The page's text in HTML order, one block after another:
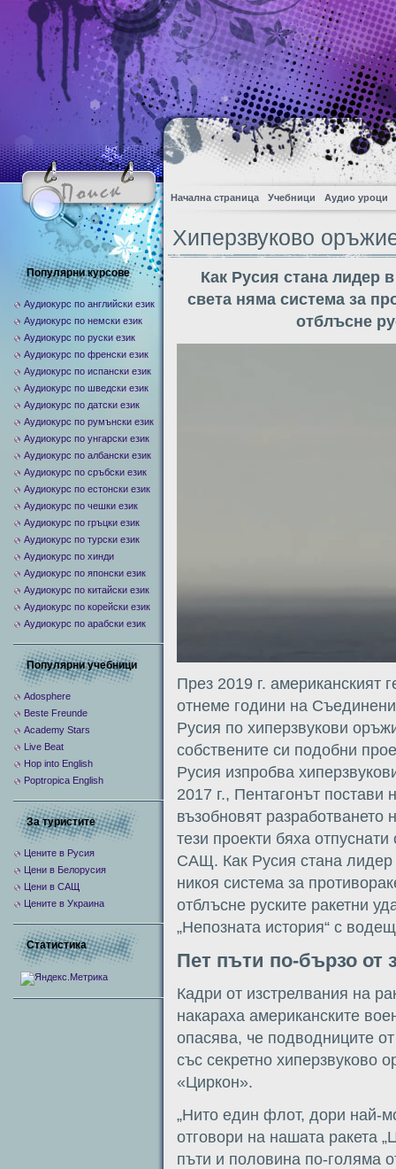
Начална страница Учебници Аудио уроци
Хиперзвуково
Как Русия стана лидер
света няма система за
отблъсне
През 2019 г.
отнеме години на
Русия по хиперзвукови
собствените си подобни
Русия изпробва
2017 г., Пентагонът постави
възобновят разработването
тези проекти бяха
САЩ. Как Русия стана
никоя система за
отблъсне руските ракетни
„Непозната история“ с
Пет пъти по-бързо от
Кадри от изстрелвания на
накараха американските
опасява, че подводниците
със секретно хиперзвуково
«Циркон».
„Нито един флот, дори най-
отговори на нашата ракета
пъти и половина по-голяма
Популярни курсове
Аудиокурс по английски език
Аудиокурс по немски език
Аудиокурс по руски език
Аудиокурс по френски език
Аудиокурс по испански език
Аудиокурс по шведски език
Аудиокурс по датски език
Аудиокурс по румънски език
Аудиокурс по унгарски език
Аудиокурс по албански език
Аудиокурс по сръбски език
Аудиокурс по естонски език
Аудиокурс по чешки език
Аудиокурс по гръцки език
Аудиокурс по турски език
Аудиокурс по хинди
Аудиокурс по японски език
Аудиокурс по китайски език
Аудиокурс по корейски език
Аудиокурс по арабски език
Популярни учебници
Adosphere
Beste Freunde
Academy Stars
Live Beat
Hop into English
Poptropica English
За туристите
Цените в Русия
Цени в Белорусия
Цени в САЩ
Цените в Украина
Статистика